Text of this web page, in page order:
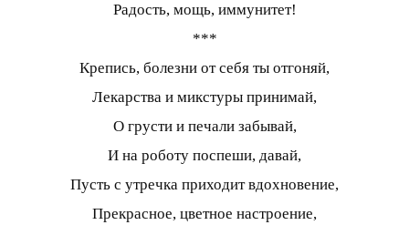
Радость, мощь, иммунитет!
***
Крепись, болезни от себя ты отгоняй,
Лекарства и микстуры принимай,
О грусти и печали забывай,
И на роботу поспеши, давай,
Пусть с утречка приходит вдохновение,
Прекрасное, цветное настроение,